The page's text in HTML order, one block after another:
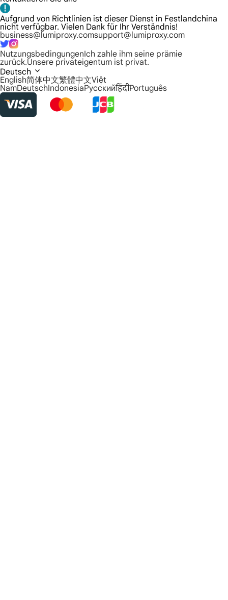
Aufgrund von Richtlinien ist dieser Dienst in Festlandchina
nicht verfügbar. Vielen Dank für Ihr Verständnis!
business@lumiproxy.comsupport@lumiproxy.com
NutzungsbedingungenIch zahle ihm seine prämie
zurück.Unsere privateigentum ist privat.
Deutsch
English简体中文繁體中文Việt
NamDeutschIndonesiaРусскийहिंदीPortuguês